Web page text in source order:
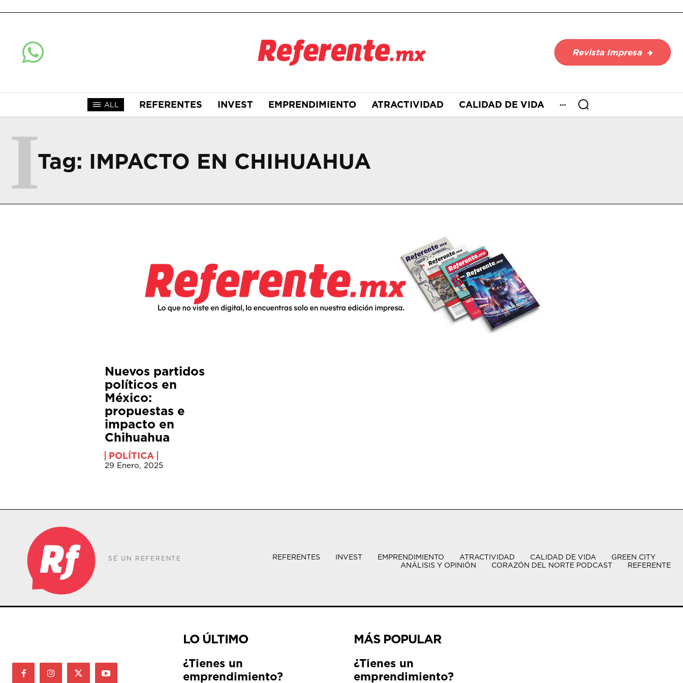
Revista Impresa
ALL REFERENTES INVEST EMPRENDIMIENTO ATRACTIVIDAD CALIDAD DE VIDA
Tag: IMPACTO EN CHIHUAHUA
I
Nuevos partidos
políticos en
México:
propuestas e
impacto en
Chihuahua
POLÍTICA
29 Enero, 2025
SÉ UN REFERENTE REFERENTES INVEST EMPRENDIMIENTO ATRACTIVIDAD CALIDAD DE VIDA
GREEN CITY
ANÁLISIS Y OPINIÓN
CORAZÓN DEL NORTE PODCAST REFERENTE
LO ÚLTIMO
¿Tienes un
emprendimiento?
MÁS POPULAR
¿Tienes un
emprendimiento?